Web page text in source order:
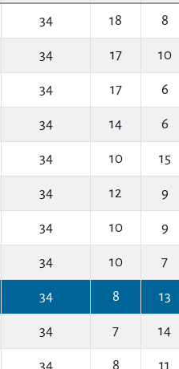
34 18 8
34 17 10
34 17 6
34 14 6
34 10 15
34 12 9
34 10 9
34 10 7
34 8 13
34 7 14
34 8 11